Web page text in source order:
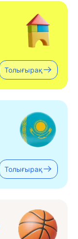
Толығырақ
Толығырақ